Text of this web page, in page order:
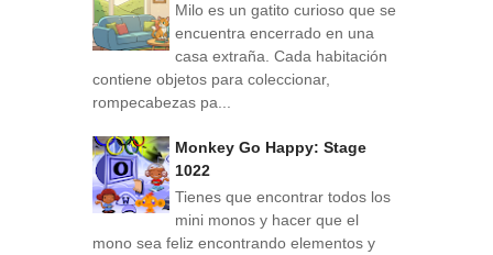
Milo es un gatito curioso que se
encuentra encerrado en una
casa extraña. Cada habitación
contiene objetos para coleccionar,
rompecabezas pa...
Monkey Go Happy: Stage
1022
Tienes que encontrar todos los
mini monos y hacer que el
mono sea feliz encontrando elementos y